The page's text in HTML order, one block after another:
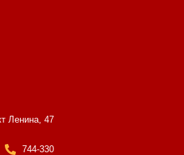
Ленина, 47
744-330